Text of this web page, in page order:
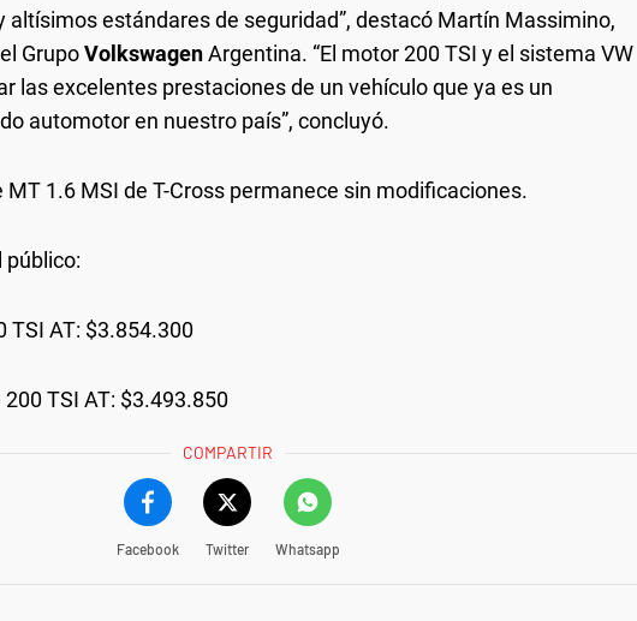
altísimos estándares de seguridad”, destacó Martín Massimino,
GrupoVolkswagenArgentina. “El motor 200 TSI y el sistema VW
las excelentes prestaciones de un vehículo que ya es un
automotor en nuestro país”, concluyó.
MT 1.6 MSI de T-Cross permanece sin modificaciones.
público:
TSI AT: $3.854.300
TSI AT: $3.493.850
COMPARTIR
Facebook Twitter Whatsapp